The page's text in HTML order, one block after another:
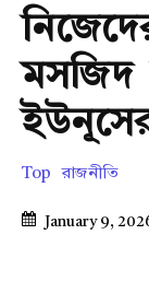
মসজিদ
Top রাজনীতি
January 9,